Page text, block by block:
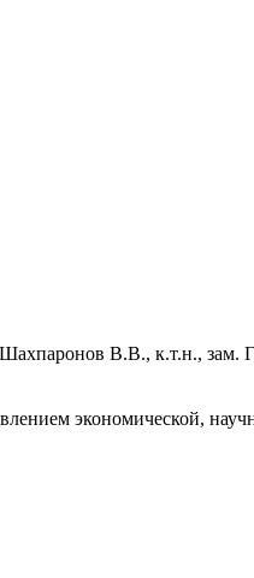
В.В., к.т.н., зам.
экономической,